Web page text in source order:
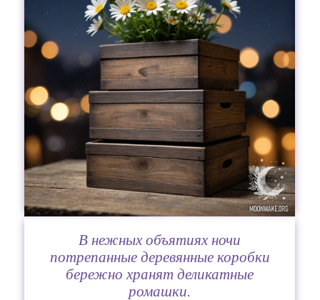
В нежных объятиях ночи
потрепанные деревянные коробки
бережно хранят деликатные
ромашки.